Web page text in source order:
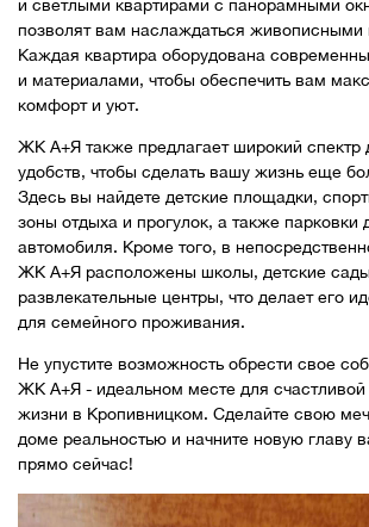
и светлыми квартирами с панорамными
позволят вам наслаждаться живописными
Каждая квартира оборудована
и материалами, чтобы обеспечить вам
комфорт и уют.
ЖК А+Я также предлагает широкий спектр
удобств, чтобы сделать вашу жизнь еще
Здесь вы найдете детские площадки,
зоны отдыха и прогулок, а также парковки
автомобиля. Кроме того, в
ЖК А+Я расположены школы, детские
развлекательные центры, что делает его
для семейного проживания.
Не упустите возможность обрести свое
ЖК А+Я - идеальном месте для
жизни в Кропивницком. Сделайте свою
доме реальностью и начните новую главу
прямо сейчас!